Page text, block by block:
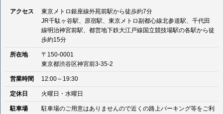
アクセス
東京メトロ銀座線外苑前駅から徒歩約7分
JR千駄ヶ谷駅、原宿駅、東京メトロ副都心線北参道駅、千代田
線明治神宮前駅、都営地下鉄大江戸線国立競技場駅の各駅から徒
歩約15分
所在地
〒150-0001
東京都渋谷区神宮前3-35-2
営業時間 12:00～19:30
定休日 火曜日・水曜日
駐車場
駐車場のご用意はありませんので近くの路上パーキング等をご利